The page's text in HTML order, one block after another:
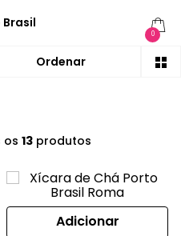
0
os 13produtos
Adicionar